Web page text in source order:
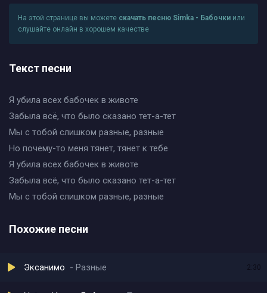
На этой странице вы можете скачать песню Simka - Бабочки или
слушайте онлайн в хорошем качестве
Текст песни
Я убила всех бабочек в животе
Забыла всё, что было сказано тет-а-тет
Мы с тобой слишком разные, разные
Но почему-то меня тянет, тянет к тебе
Я убила всех бабочек в животе
Забыла всё, что было сказано тет-а-тет
Мы с тобой слишком разные, разные
Похожие песни
Эксанимо Разные 2:30